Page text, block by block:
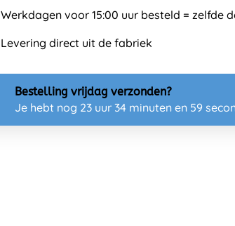
Werkdagen voor 15:00 uur besteld = zelfde
Levering direct uit de fabriek
Bestelling vrijdag verzonden?
Je hebt nog 23 uur 34 minuten en 58